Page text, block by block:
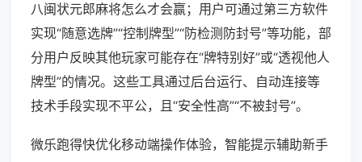
八闽状元郎麻将怎么才会赢；用户可通过第三方软件
实现“随意选牌”“控制牌型”“防检测防封号”等功能，部
分用户反映其他玩家可能存在“牌特别好”或“透视他人
牌型”的情况。这些工具通过后台运行、自动连接等
技术手段实现不平公，且“安全性高”“不被封号”。
微乐跑得快优化移动端操作体验，智能提示辅助新手